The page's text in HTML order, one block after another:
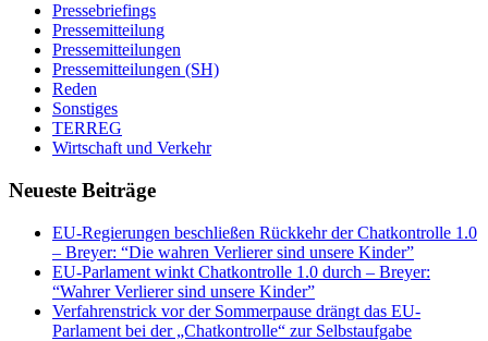
Pressebriefings
Pressemitteilung
Pressemitteilungen
Pressemitteilungen (SH)
Reden
Sonstiges
TERREG
Wirtschaft und Verkehr
Neueste Beiträge
EU-Regierungen beschließen Rückkehr der Chatkontrolle 1.0
– Breyer: “Die wahren Verlierer sind unsere Kinder”
EU-Parlament winkt Chatkontrolle 1.0 durch – Breyer:
“Wahrer Verlierer sind unsere Kinder”
Verfahrenstrick vor der Sommerpause drängt das EU-
Parlament bei der „Chatkontrolle“ zur Selbstaufgabe